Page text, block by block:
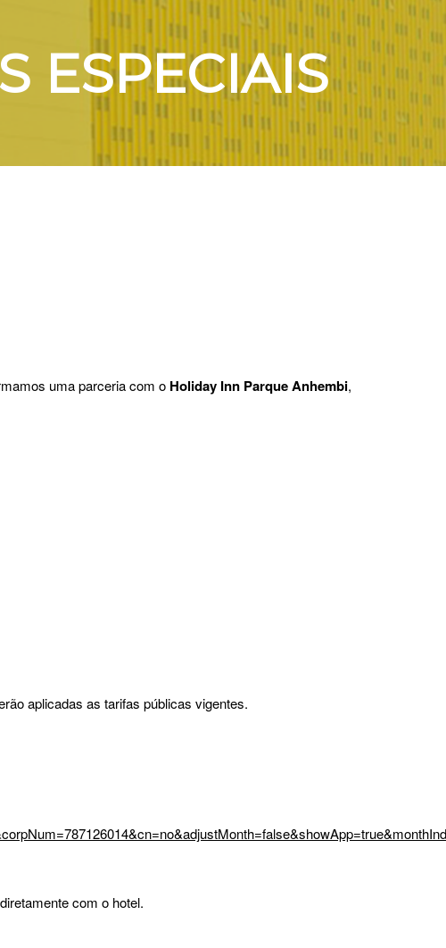
ESPECIAIS
uma parceria com o Holiday Inn Parque Anhembi,
aplicadas as tarifas públicas vigentes.
com o hotel.